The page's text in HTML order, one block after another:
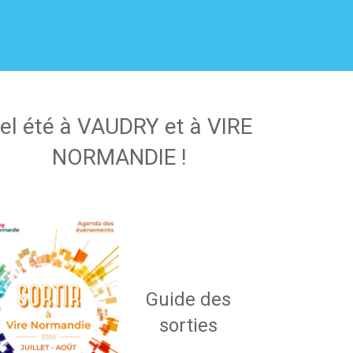
été à VAUDRY et à VIRE
NORMANDIE !
Guide des
sorties